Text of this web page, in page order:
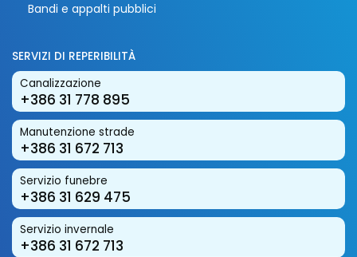
Bandi e appalti pubblici
SERVIZI DI REPERIBILITÀ
Canalizzazione
+386 31 778 895
Manutenzione strade
+386 31 672 713
Servizio funebre
+386 31 629 475
Servizio invernale
+386 31 672 713